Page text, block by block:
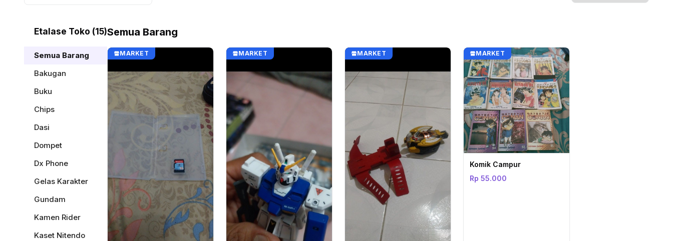
Etalase Toko (15)
Semua Barang
Bakugan
Buku
Chips
Dasi
Dompet
Dx Phone
Gelas Karakter
Gundam
Kamen Rider
Kaset Nitendo
Semua Barang
MARKET MARKET MARKET MARKET
Komik Campur
Rp 55.000